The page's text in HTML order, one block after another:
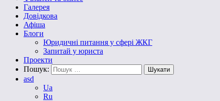
Галерея
Довідкова
Афіша
Блоги
Юридичні питання у сфері ЖКГ
Запитай у юриста
Проекти
Пошук:
asd
Ua
Ru